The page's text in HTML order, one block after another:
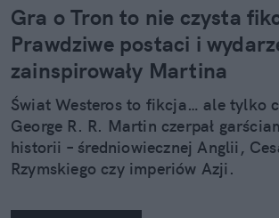
Gra o Tron to nie czysta
Prawdziwe postaci i
zainspirowały Martina
Świat Westeros to fikcja… ale tylko
George R. R. Martin czerpał
historii – średniowiecznej Anglii,
Rzymskiego czy imperiów Azji.